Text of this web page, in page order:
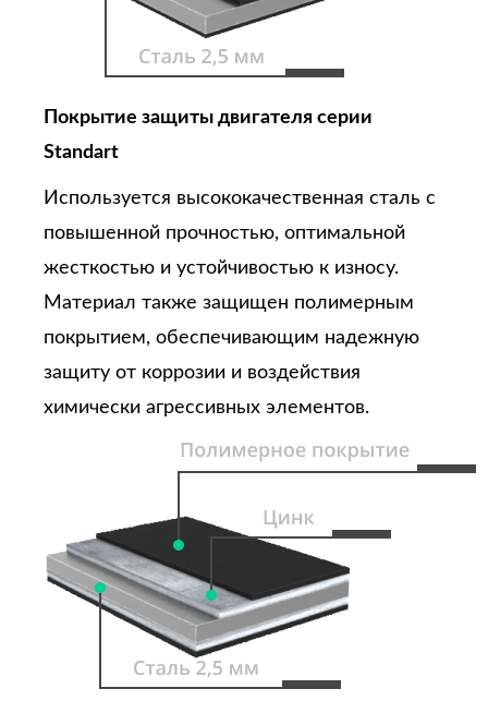
Покрытие защиты двигателя серии
Standart
Используется высококачественная сталь с
повышенной прочностью, оптимальной
жесткостью и устойчивостью к износу.
Материал также защищен полимерным
покрытием, обеспечивающим надежную
защиту от коррозии и воздействия
химически агрессивных элементов.